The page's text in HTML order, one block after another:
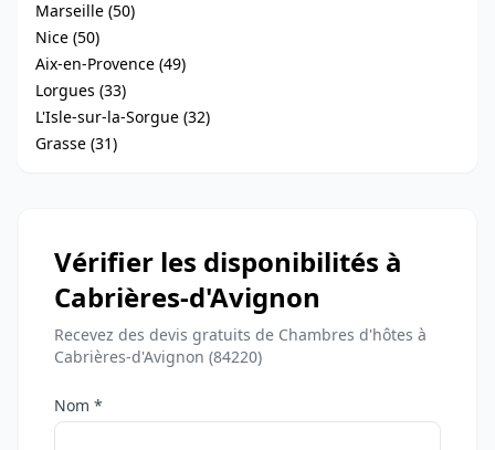
Marseille (50)
Nice (50)
Aix-en-Provence (49)
Lorgues (33)
L'Isle-sur-la-Sorgue (32)
Grasse (31)
Vérifier les disponibilités à
Cabrières-d'Avignon
Recevez des devis gratuits de Chambres d'hôtes à
Cabrières-d'Avignon (84220)
Nom *